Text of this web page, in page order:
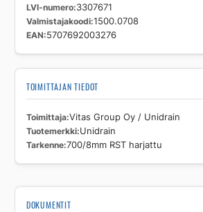
LVI-numero 3307671
Valmistajakoodi 1500.0708
EAN 5707692003276
TOIMITTAJAN TIEDOT
Toimittaja Vitas Group Oy / Unidrain
Tuotemerkki Unidrain
Tarkenne 700/8mm RST harjattu
DOKUMENTIT